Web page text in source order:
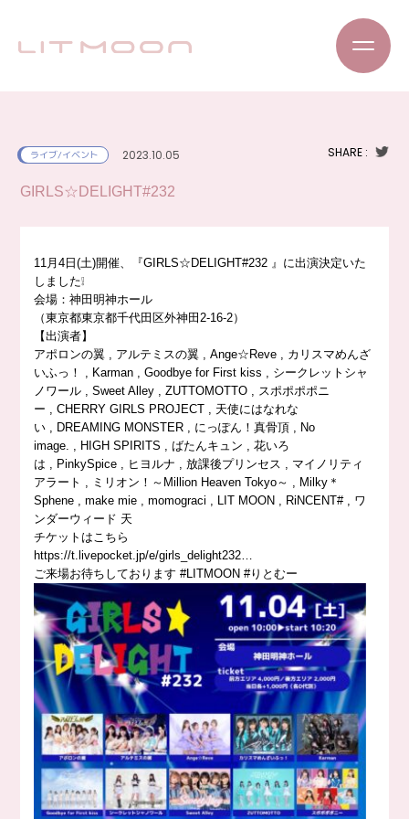
ライブ/イベント 2023.10.05 SHARE :
GIRLS☆DELIGHT#232
11月4日(土)開催、『GIRLS☆DELIGHT#232 』に出演決定いた
しました❕
会場：神田明神ホール
（東京都東京都千代田区外神田2-16-2）
【出演者】
アポロンの翼 , アルテミスの翼 , Ange☆Reve , カリスマめんざ
いふっ！ , Karman , Goodbye for First kiss , シークレットシャ
ノワール , Sweet Alley , ZUTTOMOTTO , スポポポポニ
ー , CHERRY GIRLS PROJECT , 天使にはなれな
い , DREAMING MONSTER , にっぽん！真骨頂 , No
image. , HIGH SPIRITS , ばたんキュン , 花いろ
は , PinkySpice , ヒヨルナ , 放課後プリンセス , マイノリティ
アラート , ミリオン！～Million Heaven Tokyo～ , Milky＊
Sphene , make mie , momograci , LIT MOON , RiNCENT# , ワ
ンダーウィード 天
チケットはこちら
https://t.livepocket.jp/e/girls_delight232…
ご来場お待ちしております #LITMOON #りとむー